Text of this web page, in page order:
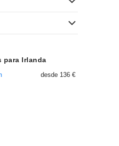
para Irlanda
desde 136 €